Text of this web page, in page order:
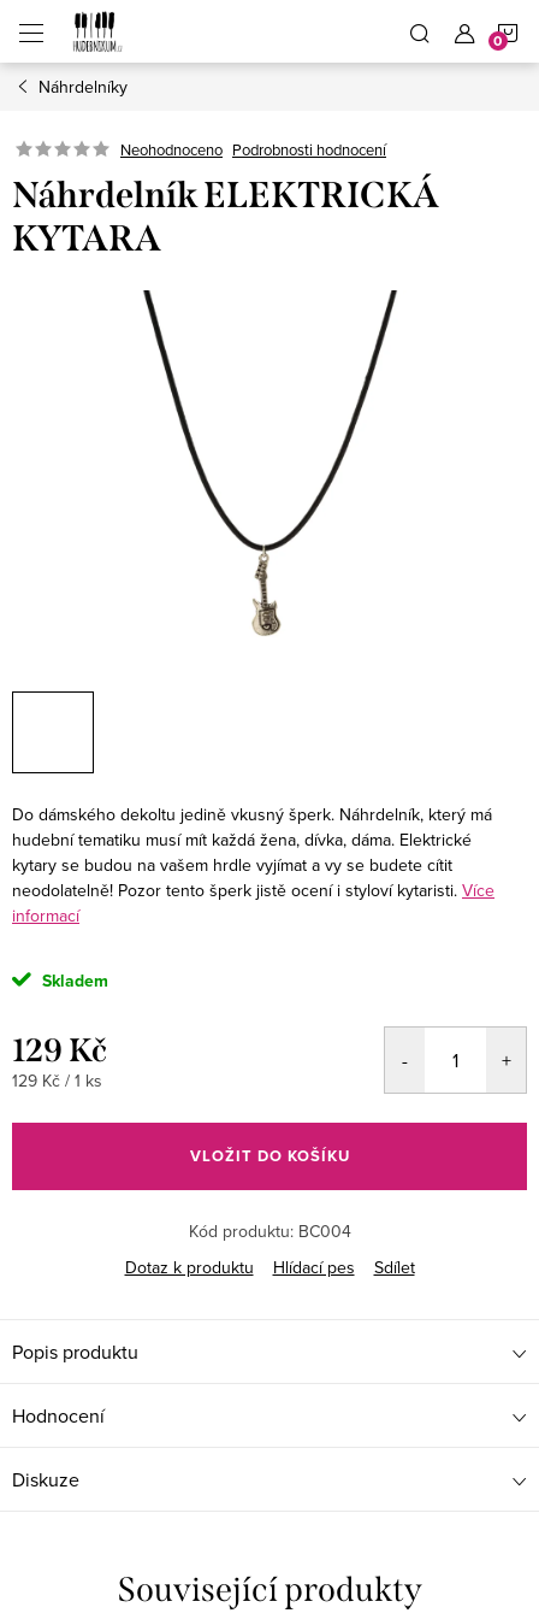
obsah
Náhrdelníky
Neohodnoceno Podrobnosti hodnocení
Náhrdelník ELEKTRICKÁ
KYTARA
Do dámského dekoltu jedině vkusný šperk. Náhrdelník, který má
hudební tematiku musí mít každá žena, dívka, dáma. Elektrické
kytary se budou na vašem hrdle vyjímat a vy se budete cítit
neodolatelně! Pozor tento šperk jistě ocení i styloví kytaristi. Více
informací
Skladem
129 Kč
Měrná
129 Kč / 1 ks
VLOŽIT DO KOŠÍKU
Kód produktu: BC004
Dotaz k produktu
Hlídací pes Sdílet
Popis produktu
Hodnocení
Diskuze
Související produkty